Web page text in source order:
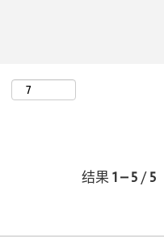
结果 1 – 5 /5